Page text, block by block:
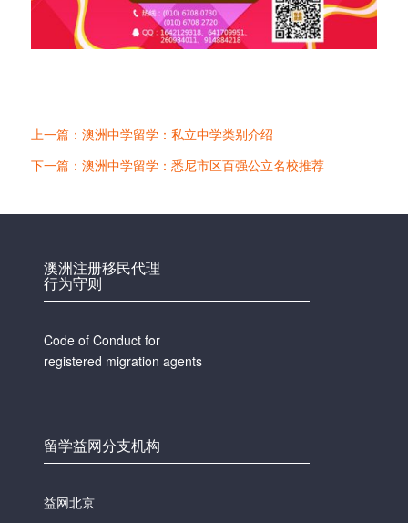
上一篇：澳洲中学留学：私立中学类别介绍
下一篇：澳洲中学留学：悉尼市区百强公立名校推荐
澳洲注册移民代理
行为守则
Code of Conduct for
registered migration agents
留学益网分支机构
益网北京